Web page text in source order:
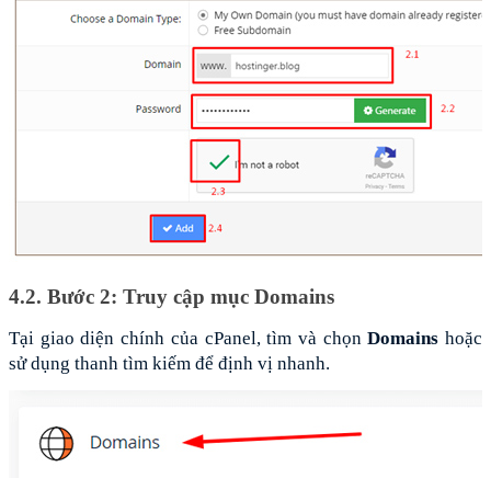
4.2. Bước 2: Truy cập mục Domains
Tại giao diện chính của cPanel, tìm và chọn Domains hoặc
sử dụng thanh tìm kiếm để định vị nhanh.